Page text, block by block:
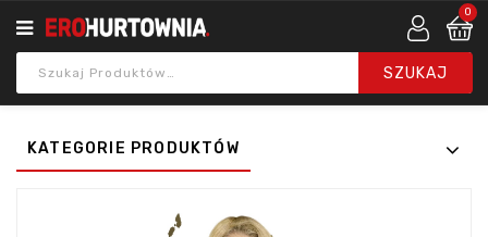
0
KATEGORIE PRODUKTÓW